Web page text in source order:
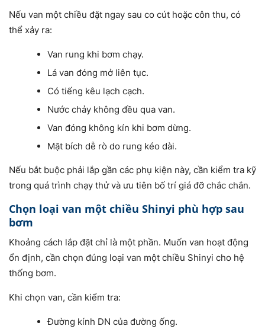
Nếu van một chiều đặt ngay sau co cút hoặc côn thu, có
thể xảy ra:
Van rung khi bơm chạy.
Lá van đóng mở liên tục.
Có tiếng kêu lạch cạch.
Nước chảy không đều qua van.
Van đóng không kín khi bơm dừng.
Mặt bích dễ rò do rung kéo dài.
Nếu bắt buộc phải lắp gần các phụ kiện này, cần kiểm tra kỹ
trong quá trình chạy thử và ưu tiên bố trí giá đỡ chắc chắn.
Chọn loại van một chiều Shinyi phù hợp sau
bơm
Khoảng cách lắp đặt chỉ là một phần. Muốn van hoạt động
ổn định, cần chọn đúng loại van một chiều Shinyi cho hệ
thống bơm.
Khi chọn van, cần kiểm tra:
Đường kính DN của đường ống.